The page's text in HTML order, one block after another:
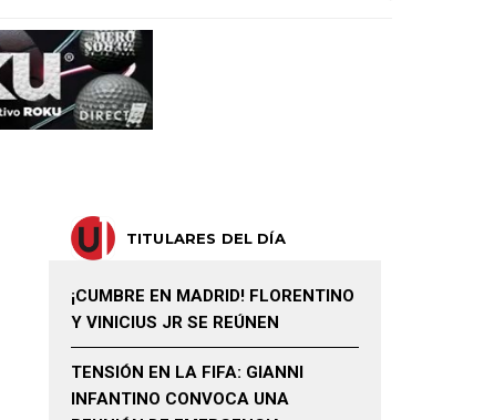
TITULARES DEL DÍA
¡CUMBRE EN MADRID! FLORENTINO
Y VINICIUS JR SE REÚNEN
TENSIÓN EN LA FIFA: GIANNI
INFANTINO CONVOCA UNA